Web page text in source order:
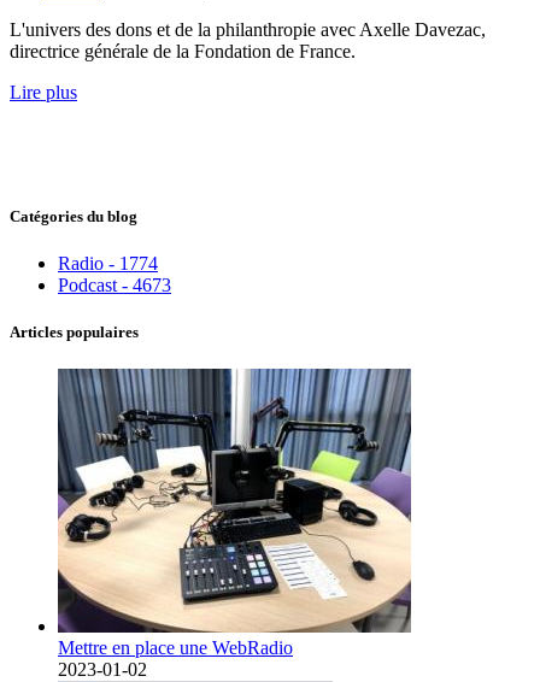
L'univers des dons et de la philanthropie avec Axelle Davezac,
directrice générale de la Fondation de France.
Lire plus
Catégories du blog
Radio - 1774
Podcast - 4673
Articles populaires
Mettre en place une WebRadio
2023-01-02